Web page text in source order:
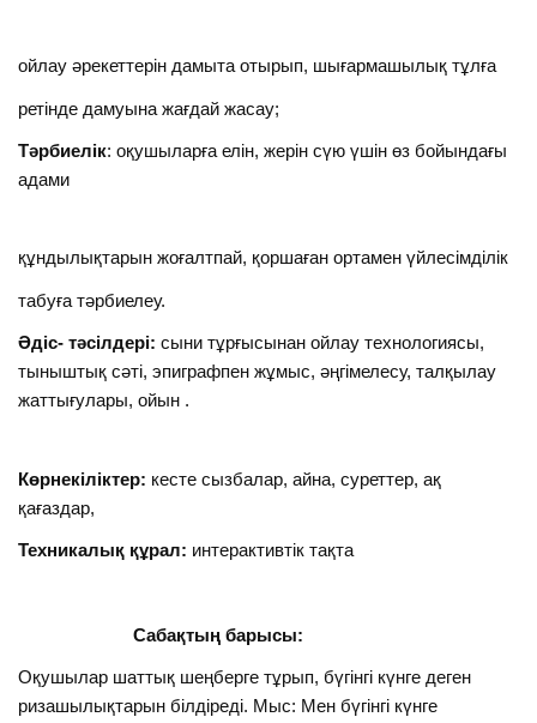
ойлау әрекеттерін дамыта отырып, шығармашылық тұлға
ретінде дамуына жағдай жасау;
Тәрбиелік: оқушыларға елін, жерін сүю үшін өз бойындағы
адами
құндылықтарын жоғалтпай, қоршаған ортамен үйлесімділік
табуға тәрбиелеу.
Әдіс- тәсілдері: сыни тұрғысынан ойлау технологиясы,
тыныштық сәті, эпиграфпен жұмыс, әңгімелесу, талқылау
жаттығулары, ойын .
Көрнекіліктер: кесте сызбалар, айна, суреттер, ақ
қағаздар,
Техникалық құрал: интерактивтік тақта
Сабақтың барысы:
Оқушылар шаттық шеңберге тұрып, бүгінгі күнге деген
ризашылықтарын білдіреді. Мыс: Мен бүгінгі күнге